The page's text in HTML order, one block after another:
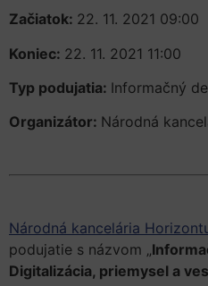
Začiatok: 22. 11. 2021 09:00
Koniec: 22. 11. 2021 11:00
Typ podujatia: Informačný
Organizátor: Národná
Národná kancelária
podujatie s názvom „
Digitalizácia, priemysel a